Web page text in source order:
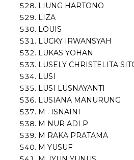
LIUNG HARTONO
LIZA
LOUIS
LUCKY IRWANSYAH
LUKAS YOHAN
LUSELY CHRISTELITA
LUSI
LUSI LUSNAYANTI
LUSIANA MANURUNG
M . ISNAINI
M NUR ADI P
M RAKA PRATAMA
M YUSUF